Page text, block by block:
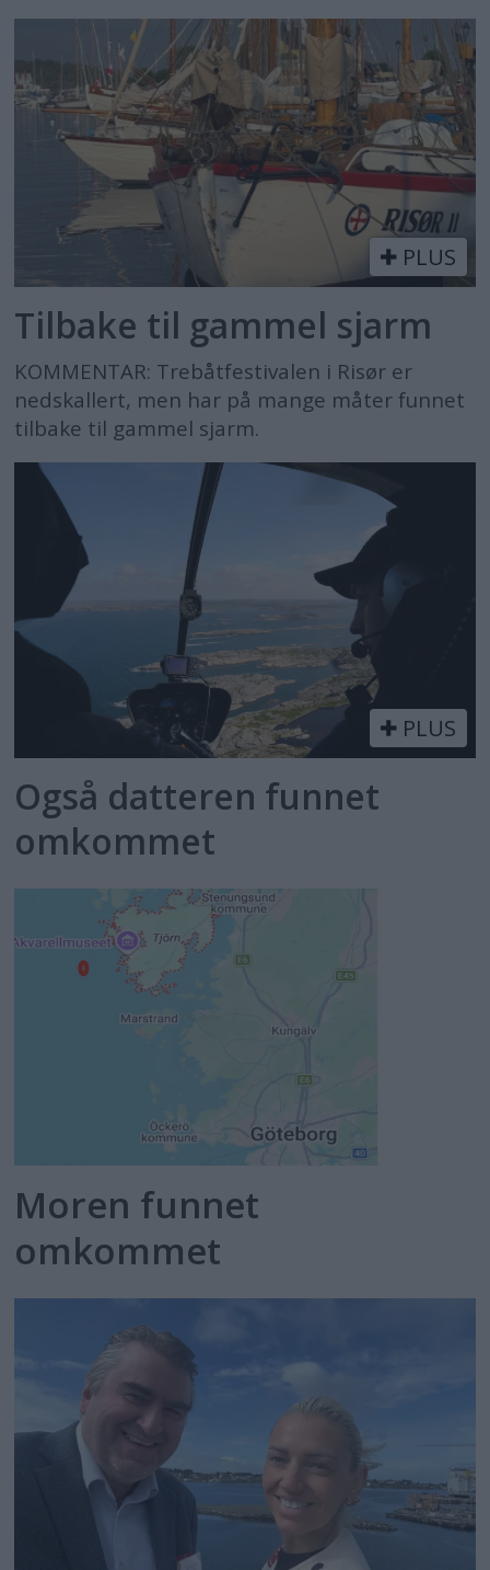
PLUS
Tilbake til gammel sjarm
KOMMENTAR: Trebåtfestivalen i Risør er
nedskallert, men har på mange måter funnet
tilbake til gammel sjarm.
PLUS
Også datteren funnet
omkommet
Moren funnet
omkommet